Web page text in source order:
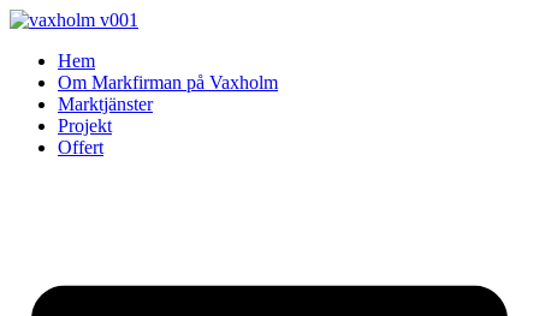
Skip
contentHem
Om Markfirman på Vaxholm
Marktjänster
Projekt
Offert